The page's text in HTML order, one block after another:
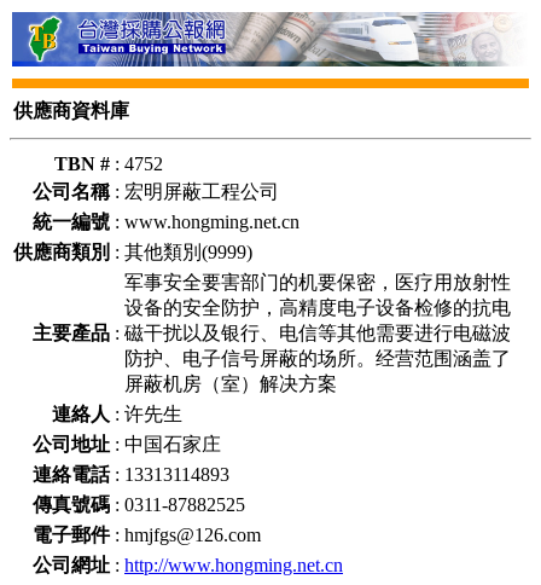
供應商資料庫
TBN # : 4752
公司名稱: 宏明屏蔽工程公司
統一編號 : www.hongming.net.cn
供應商類別 : 其他類別(9999)
主要產品 :
军事安全要害部门的机要保密，医疗用放射性
设备的安全防护，高精度电子设备检修的抗电
磁干扰以及银行、电信等其他需要进行电磁波
防护、电子信号屏蔽的场所。经营范围涵盖了
屏蔽机房（室）解决方案
連絡人 : 许先生
公司地址 : 中国石家庄
連絡電話: 13313114893
傳真號碼 : 0311-87882525
電子郵件: hmjfgs@126.com
公司網址 : http://www.hongming.net.cn